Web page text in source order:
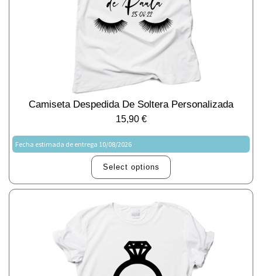
Camiseta Despedida De Soltera Personalizada
15,90 €
Fecha estimada de entrega 10/08/2026
Select options